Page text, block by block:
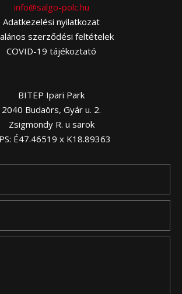
info@salgo-polc.hu
Adatkezelési nyilatkozat
szerződési feltételek
COVID-19 tájékoztató
BITEP Ipari Park
2040 Budaörs, Gyár u. 2.
Zsigmondy R. u sarok
É47.46519 x K18.89363